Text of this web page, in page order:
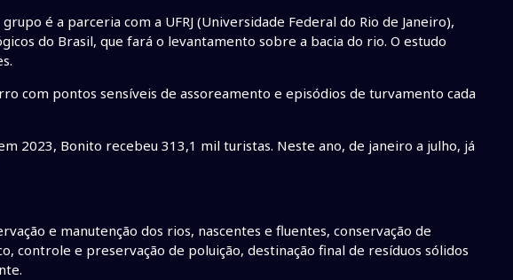
é a parceria com a UFRJ (Universidade Federal do Rio de Janeiro),
do Brasil, que fará o levantamento sobre a bacia do rio. O estudo
com pontos sensíveis de assoreamento e episódios de turvamento cada
2023, Bonito recebeu 313,1 mil turistas. Neste ano, de janeiro a julho, já
e manutenção dos rios, nascentes e fluentes, conservação de
controle e preservação de poluição, destinação final de resíduos sólidos